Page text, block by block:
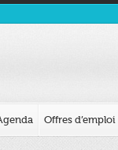
Offres d’emploi